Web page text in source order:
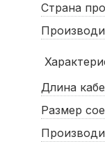
Страна
Длина
Размер